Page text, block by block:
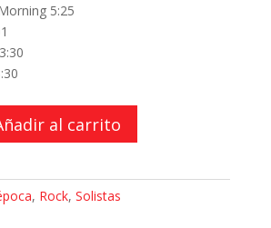
5:25
al carrito
, Rock, Solistas